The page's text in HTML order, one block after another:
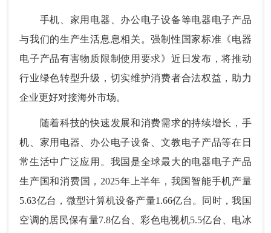
手机、家用电器、办公电子设备等电器电子产品
与我们的生产生活息息相关。强制性国家标准《电器
电子产品有害物质限制使用要求》近日发布，将推动
行业绿色转型升级，切实维护消费者合法权益，助力
企业更好对接海外市场。
随着科技的快速发展和消费需求的持续增长，手
机、家用电器、办公电子设备、文教电子产品等在日
常生活中广泛应用。我国是全球最大的电器电子产品
生产国和消费国，2025年上半年，我国智能手机产量
5.63亿台，微型计算机设备产量1.66亿台。同时，我国
空调的居民保有量7.8亿台、彩色电视机5.5亿台、电冰